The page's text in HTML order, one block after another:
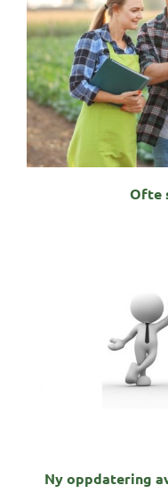
Ofte
Ny oppdatering